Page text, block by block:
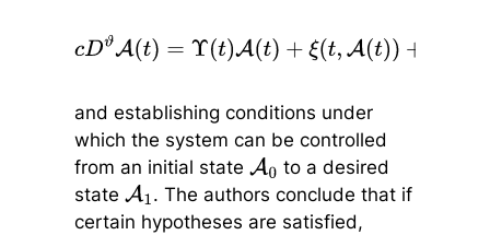
DϑA (t )=Υ A(t ) + t A ( ∫t 0 ( t, σ ,A
(Bu )(t),
and establishing conditions under
which the system can be controlled
from an initial state A0 to a desired
state A1 . The authors conclude that if
certain hypotheses are satisfied,